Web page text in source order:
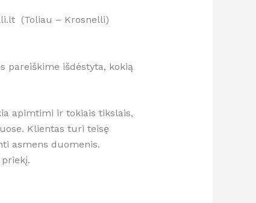
(Toliau – Krosnelli)
pareiškime išdėstyta, kokią
apimtimi ir tokiais tikslais,
Klientas turi teisę
asmens duomenis.